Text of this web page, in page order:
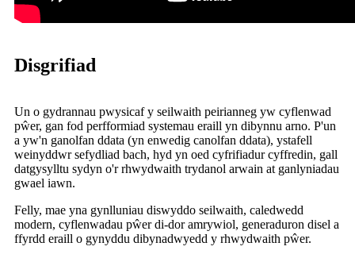
Disgrifiad
Un o gydrannau pwysicaf y seilwaith peirianneg yw cyflenwad
pŵer, gan fod perfformiad systemau eraill yn dibynnu arno. P'un
a yw'n ganolfan ddata (yn enwedig canolfan ddata), ystafell
weinyddwr sefydliad bach, hyd yn oed cyfrifiadur cyffredin, gall
datgysylltu sydyn o'r rhwydwaith trydanol arwain at ganlyniadau
gwael iawn.
Felly, mae yna gynlluniau diswyddo seilwaith, caledwedd
modern, cyflenwadau pŵer di-dor amrywiol, generaduron disel a
ffyrdd eraill o gynyddu dibynadwyedd y rhwydwaith pŵer.